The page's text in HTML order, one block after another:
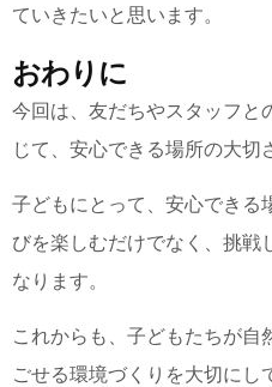
ていきたいと思います。
おわりに
今回は、友だちやスタッフと
じて、安心できる場所の大切
子どもにとって、安心できる
びを楽しむだけでなく、挑戦
なります。
これからも、子どもたちが自
ごせる環境づくりを大切にし